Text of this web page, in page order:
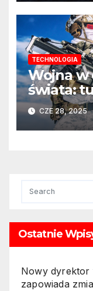
TECHNOLOGIA
Wojna w
świata:
interesy
CZE 28, 2025
Ostatnie
Nowy dyrektor
zapowiada